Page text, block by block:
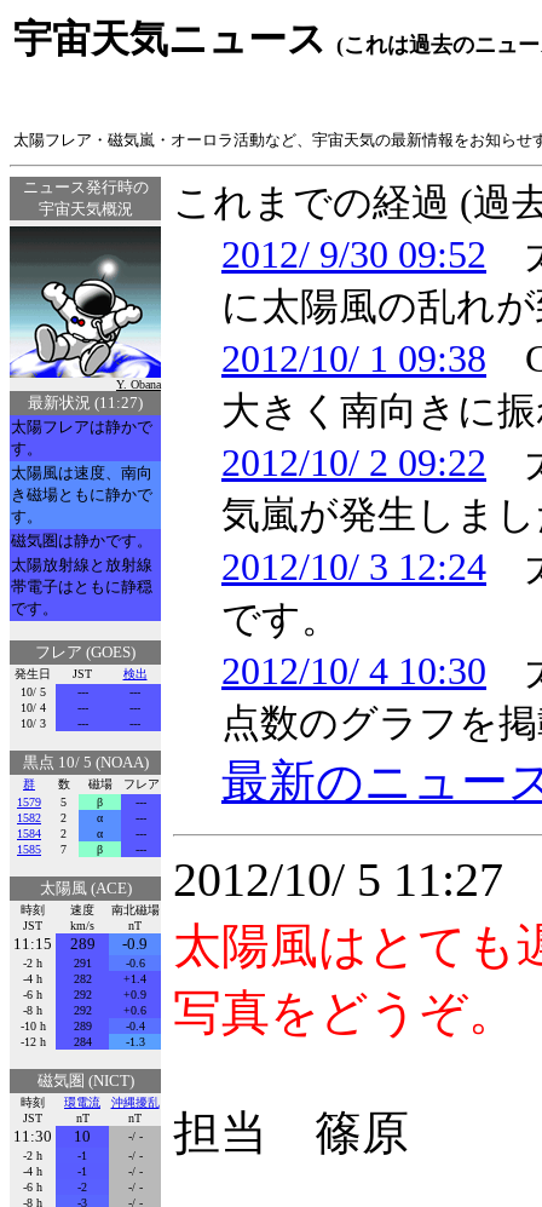
宇宙天気ニュース (これは過去のニュ
太陽フレア・磁気嵐・オーロラ活動など、宇宙天気の最新情報をお知らせ
ニュース発行時の
宇宙天気概況
Y. Obana
最新状況 (11:27)
太陽フレアは静かで
す。
太陽風は速度、南向
き磁場ともに静かで
す。
磁気圏は静かです。
太陽放射線と放射線
帯電子はともに静穏
です。
フレア (GOES)
発生日 JST
検出
10/ 5
---
---
10/ 4
---
---
10/ 3
--- ---
黒点 10/ 5 (NOAA)
群 数 磁場
フレア
1579
5 β
---
1582
2 α
---
1584
2 α
---
1585
7 β ---
太陽風 (ACE)
時刻
JST
速度
km/s
南北磁場
nT
11:15 289 -0.9
-2 h 291
-0.6
-4 h
282
+1.4
-6 h
292
+0.9
-8 h
292
+0.6
-10 h
289
-0.4
-12 h
284 -1.3
磁気圏 (NICT)
時刻
JST
環電流
nT
沖縄擾乱
nT
11:30 10
-/ -
-2 h
-1
-/ -
-4 h
-1
-/ -
-6 h
-2
-/ -
-8 h
-3
-/ -
これまでの経過 (過
2012/ 9/30 09:52
に太陽風の乱れ
2012/10/ 1 09:38
大きく南向きに
2012/10/ 2 09:22
気嵐が発生しま
2012/10/ 3 12:24
です。
2012/10/ 4 10:30
点数のグラフを
最新のニュー
2012/10/ 5
太陽風はとても
写真をどうぞ。
担当 篠原